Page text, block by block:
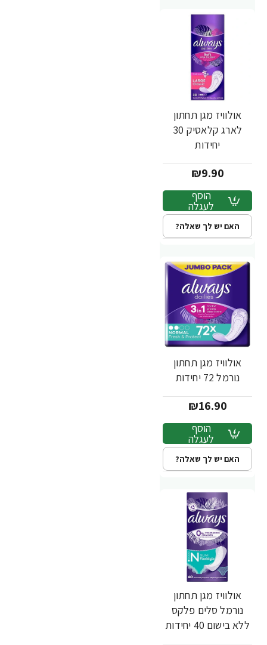
אולוויז מגן תחתון
לארג קלאסיק 30
יחידות
₪9.90
הוסף
לעגלה
האם יש לך שאלה?
אולוויז מגן תחתון
נורמל 72 יחידות
₪16.90
הוסף
לעגלה
האם יש לך שאלה?
אולוויז מגן תחתון
נורמל סלים פלקס
ללא בישום 40 יחידות